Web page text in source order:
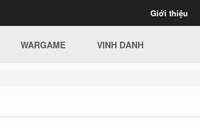
Giới thiệu
WARGAME VINH DANH